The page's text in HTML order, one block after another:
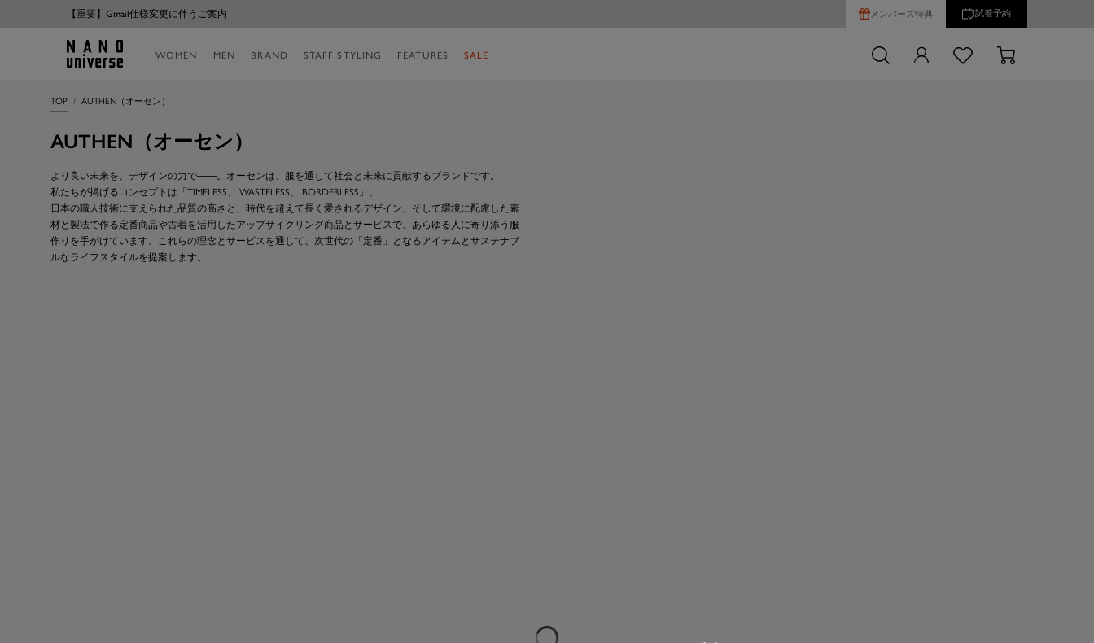
【重要】Gmail仕様変更に伴うご案内 メンバーズ特典 試着予約
WOMEN MEN BRAND STAFF STYLING FEATURES SALE
NANO
universe
TOP AUTHEN（オーセン）
AUTHEN（オーセン）
より良い未来を、デザインの力で――。オーセンは、服を通して社会と未来に貢献するブランドです。
私たちが掲げるコンセプトは「TIMELESS、 WASTELESS、 BORDERLESS」。
日本の職人技術に支えられた品質の高さと、時代を超えて長く愛されるデザイン、そして環境に配慮した素
材と製法で作る定番商品や古着を活用したアップサイクリング商品とサービスで、あらゆる人に寄り添う服
作りを手がけています。これらの理念とサービスを通して、次世代の「定番」となるアイテムとサステナブ
ルなライフスタイルを提案します。